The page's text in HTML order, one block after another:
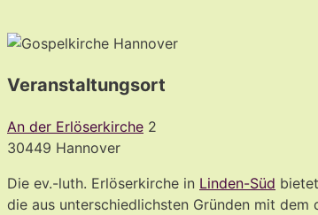
Veranstaltungsort
An der Erlöserkirche 2
30449 Hannover
Die ev.-luth. Erlöserkirche in Linden-Süd
die aus unterschiedlichsten Gründen mit